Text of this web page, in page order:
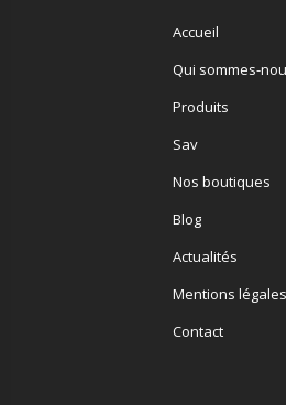
Accueil
Qui sommes-
Produits
Sav
Nos boutiques
Blog
Actualités
Mentions légales
Contact